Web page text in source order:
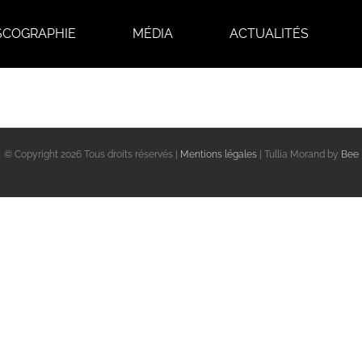
MÉDIA ACTUALITÉS
© Copyright 2026 Tous droits réservés | Mentions légales| Tullia Morand by Bee